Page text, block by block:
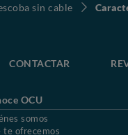
sin cable
CONTACTAR
OCU
somos
te ofrecemos